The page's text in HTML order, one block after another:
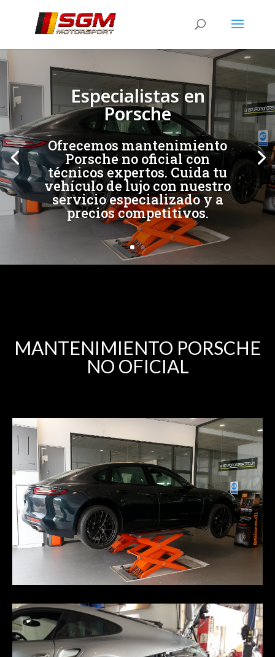
Especialistas en
Porsche
Ofrecemos mantenimiento
Porsche no oficial con
técnicos expertos. Cuida tu
vehículo de lujo con nuestro
servicio especializado y a
precios competitivos.
MANTENIMIENTO PORSCHE
NO OFICIAL